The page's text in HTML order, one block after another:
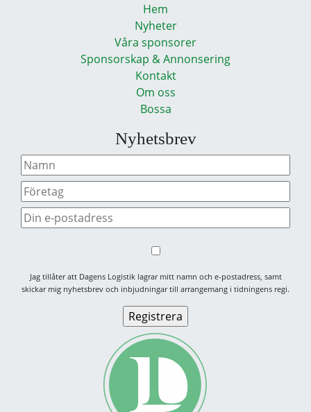
Hem
Nyheter
Våra sponsorer
Sponsorskap & Annonsering
Kontakt
Om oss
Bossa
Nyhetsbrev
Jag tillåter att Dagens Logistik lagrar mitt namn och e-postadress, samt
skickar mig nyhetsbrev och inbjudningar till arrangemang i tidningens regi.